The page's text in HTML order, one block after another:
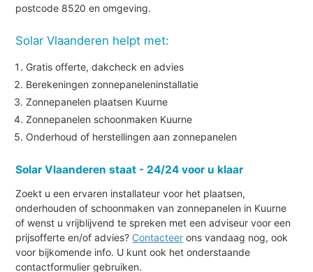
postcode 8520 en omgeving.
Solar Vlaanderen helpt met:
Gratis offerte, dakcheck en advies
Berekeningen zonnepaneleninstallatie
Zonnepanelen plaatsen Kuurne
Zonnepanelen schoonmaken Kuurne
Onderhoud of herstellingen aan zonnepanelen
Solar Vlaanderen staat - 24/24 voor u klaar
Zoekt u een ervaren installateur voor het plaatsen,
onderhouden of schoonmaken van zonnepanelen in Kuurne
of wenst u vrijblijvend te spreken met een adviseur voor een
prijsofferte en/of advies? Contacteer ons vandaag nog, ook
voor bijkomende info. U kunt ook het onderstaande
contactformulier gebruiken.